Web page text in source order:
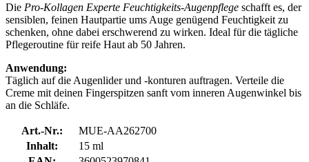
Die Pro-Kollagen Experte Feuchtigkeits-Augenpflege schafft es, der
sensiblen, feinen Hautpartie ums Auge genügend Feuchtigkeit zu
schenken, ohne dabei erschwerend zu wirken. Ideal für die tägliche
Pflegeroutine für reife Haut ab 50 Jahren.
Anwendung:
Täglich auf die Augenlider und -konturen auftragen. Verteile die
Creme mit deinen Fingerspitzen sanft vom inneren Augenwinkel bis
an die Schläfe.
Art.-Nr.:
MUE-AA262700
Inhalt:
15 ml